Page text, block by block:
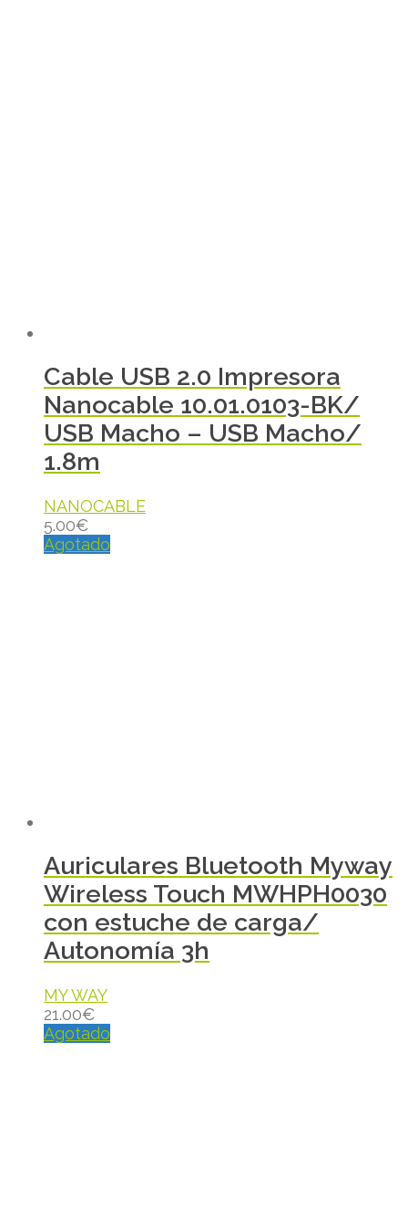
Cable USB 2.0 Impresora
Nanocable 10.01.0103-BK/
USB Macho – USB Macho/
1.8m
NANOCABLE
5.00€
Agotado
Auriculares Bluetooth Myway
Wireless Touch MWHPH0030
con estuche de carga/
Autonomía 3h
MY WAY
21.00€
Agotado